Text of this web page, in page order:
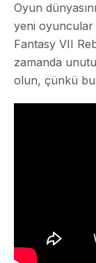
Oyun
yeni oyuncular
Fantasy VII
zamanda
olun, çünkü